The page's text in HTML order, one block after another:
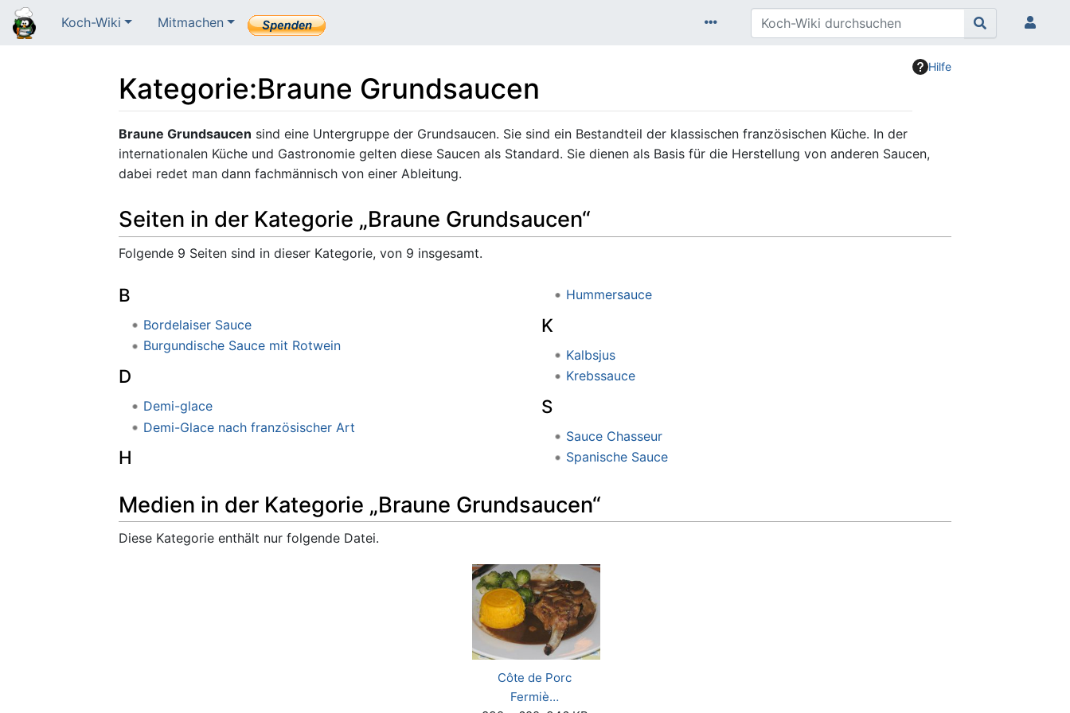
Koch-Wiki Mitmachen
Hilfe
Kategorie:Braune Grundsaucen
Wechseln zu:Navigation,Suche
Braune Grundsaucen sind eine Untergruppe der Grundsaucen. Sie sind ein Bestandteil der klassischen französischen Küche. In der
internationalen Küche und Gastronomie gelten diese Saucen als Standard. Sie dienen als Basis für die Herstellung von anderen Saucen,
dabei redet man dann fachmännisch von einer Ableitung.
Seiten in der Kategorie „Braune Grundsaucen“
Folgende 9 Seiten sind in dieser Kategorie, von 9 insgesamt.
B
Bordelaiser Sauce
Burgundische Sauce mit Rotwein
D
Demi-glace
Demi-Glace nach französischer Art
H
Hummersauce
K
Kalbsjus
Krebssauce
S
Sauce Chasseur
Spanische Sauce
Medien in der Kategorie „Braune Grundsaucen“
Diese Kategorie enthält nur folgende Datei.
Côte de Porc
Fermiè…